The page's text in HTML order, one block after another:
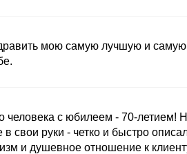
мою самую лучшую и самую
с юбилеем - 70-летием!
свои руки - четко и быстро
и душевное отношение к